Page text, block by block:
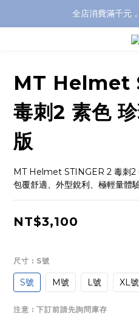
全店消費滿千元
全店消費滿千元
註冊即贈100元購物金，完
MT Helmet
毒刺2 素色
版
MT Helmet STINGER 2 毒刺2
包覆舒適、外型銳利、極輕量體
NT$3,100
尺寸 : S號
S號 M號 L號 XL號
注意 : 下訂前請先詢問庫存